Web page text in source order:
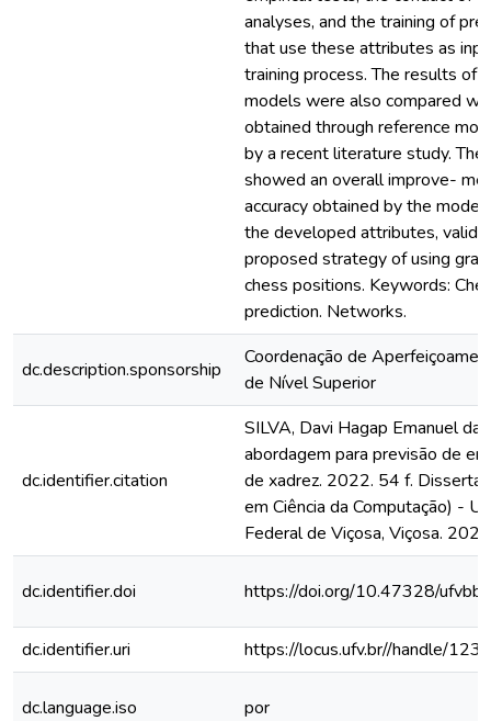
analyses, and the training of
that use these attributes as
training process. The results of
models were also compared
obtained through reference
by a recent literature study. The
showed an overall improve-
accuracy obtained by the
the developed attributes,
proposed strategy of using
chess positions. Keywords:
prediction. Networks.
dc.description.sponsorship
Coordenação de
de Nível Superior
dc.identifier.citation
SILVA, Davi Hagap Emanuel da.
abordagem para previsão de
de xadrez. 2022. 54 f.
em Ciência da Computação) -
Federal de Viçosa, Viçosa.
dc.identifier.doi https://doi.org/10.47328/
dc.identifier.uri https://locus.ufv.br//handle/
dc.language.iso por